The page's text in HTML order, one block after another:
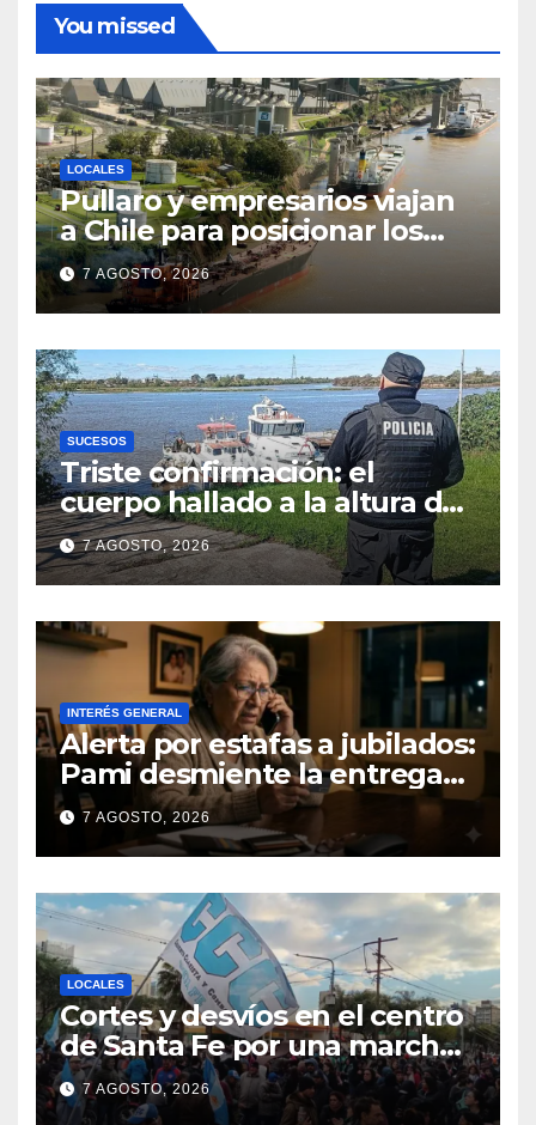
You missed
LOCALES
Pullaro y empresarios viajan
a Chile para posicionar los
puertos del sur de Santa Fe
como salida para las
exportaciones mineras
7 AGOSTO, 2026
SUCESOS
Triste confirmación: el
cuerpo hallado a la altura del
club Náutico Sur es el de
Fernando Cappi, el
kitesurfista buscado
intensamente
7 AGOSTO, 2026
INTERÉS GENERAL
Alerta por estafas a jubilados:
Pami desmiente la entrega
gratuita de computadoras
7 AGOSTO, 2026
LOCALES
Cortes y desvíos en el centro
de Santa Fe por una marcha
de organizaciones sociales y
sindicales
7 AGOSTO, 2026